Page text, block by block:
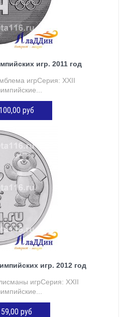
игр. 2011 год
игрСерия: XXII
100,00 руб
В КОРЗИНУ
игр. 2012 год
игрСерия: XXII
59,00 руб